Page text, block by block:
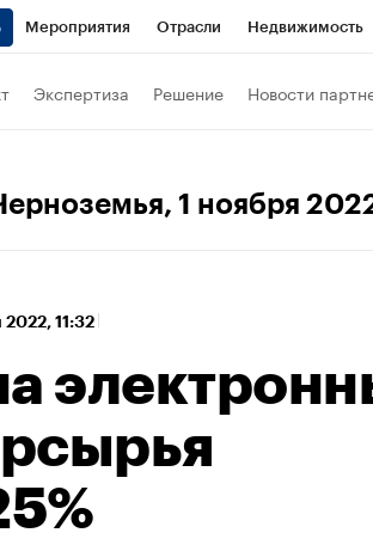
Мероприятия Отрасли Недвижимость
Конференции
Экспертиза Решение Новости
, 1 ноября
11:32